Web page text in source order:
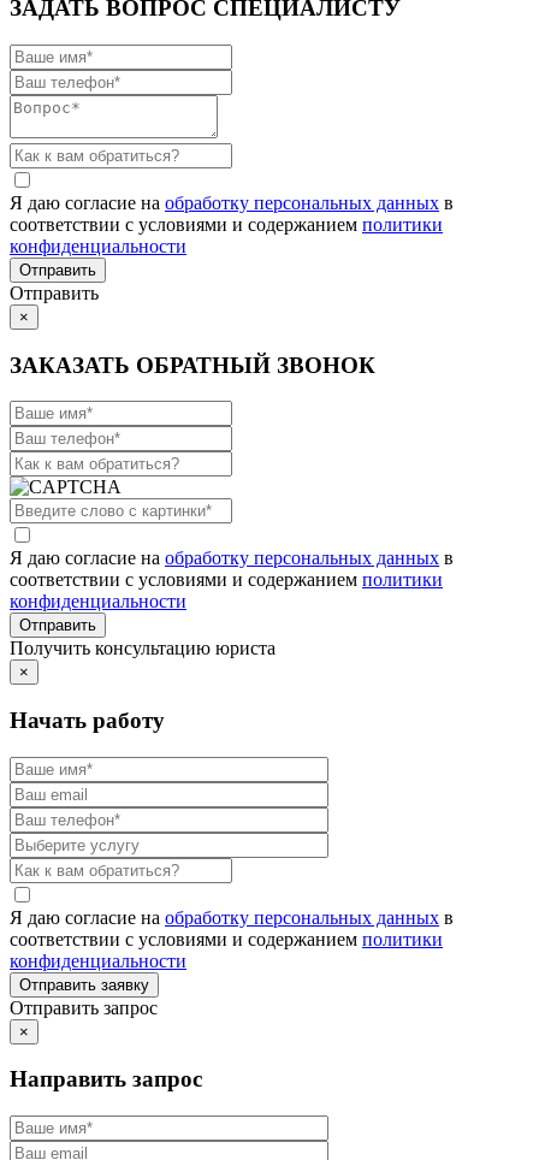
ЗАДАТЬ ВОПРОС СПЕЦИАЛИСТУ
Я даю согласие на обработку персональных данных в
соответствии с условиями и содержанием политики
конфиденциальности
Отправить
×
ЗАКАЗАТЬ ОБРАТНЫЙ ЗВОНОК
Я даю согласие на обработку персональных данных в
соответствии с условиями и содержанием политики
конфиденциальности
Получить консультацию юриста
×
Начать работу
Я даю согласие на обработку персональных данных в
соответствии с условиями и содержанием политики
конфиденциальности
Отправить запрос
×
Направить запрос